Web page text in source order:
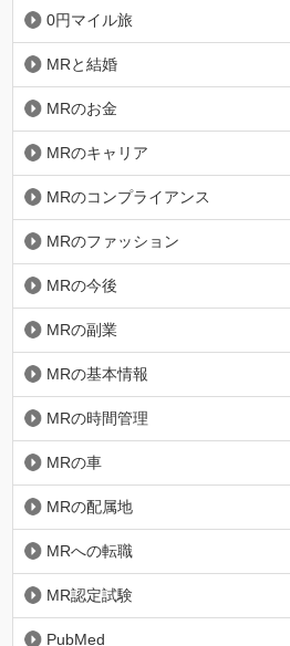
0円マイル旅
MRと結婚
MRのお金
MRのキャリア
MRのコンプライアンス
MRのファッション
MRの今後
MRの副業
MRの基本情報
MRの時間管理
MRの車
MRの配属地
MRへの転職
MR認定試験
PubMed